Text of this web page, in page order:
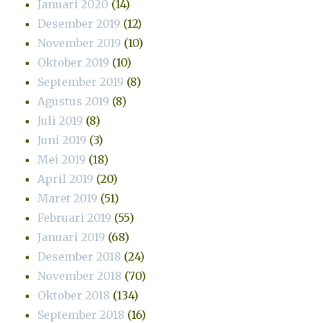
Januari 2020 (14)
Desember 2019 (12)
November 2019 (10)
Oktober 2019 (10)
September 2019 (8)
Agustus 2019 (8)
Juli 2019 (8)
Juni 2019 (3)
Mei 2019 (18)
April 2019 (20)
Maret 2019 (51)
Februari 2019 (55)
Januari 2019 (68)
Desember 2018 (24)
November 2018 (70)
Oktober 2018 (134)
September 2018 (16)